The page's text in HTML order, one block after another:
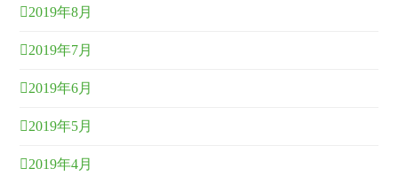
2019年8月
2019年7月
2019年6月
2019年5月
2019年4月